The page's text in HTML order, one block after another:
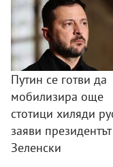
Путин се готви да
мобилизира още
стотици хиляди
заяви президентът
Зеленски